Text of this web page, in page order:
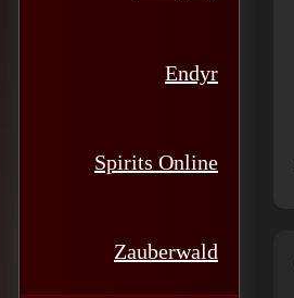
Endyr
Spirits Online
Zauberwald